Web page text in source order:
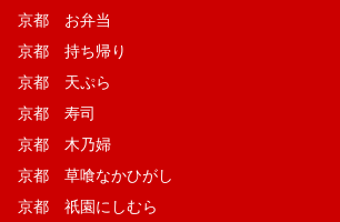
京都 お弁当
京都 持ち帰り
京都 天ぷら
京都 寿司
京都 木乃婦
京都 草喰なかひがし
京都 祇園にしむら